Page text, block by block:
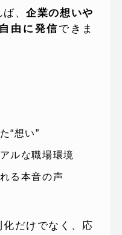
ば、企業の想いや
由に発信できま
“想い”
ルな職場環境
る本音の声
だけでなく、応